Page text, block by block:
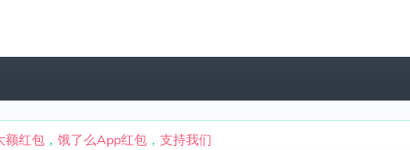
额红包， 饿了么App红包， 支持我们